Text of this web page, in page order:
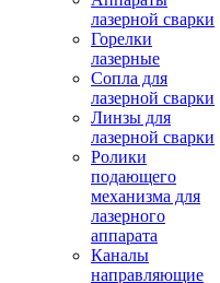
лазерной сварки
Горелки
лазерные
Сопла для
лазерной сварки
Линзы для
лазерной сварки
Ролики
подающего
механизма для
лазерного
аппарата
Каналы
направляющие